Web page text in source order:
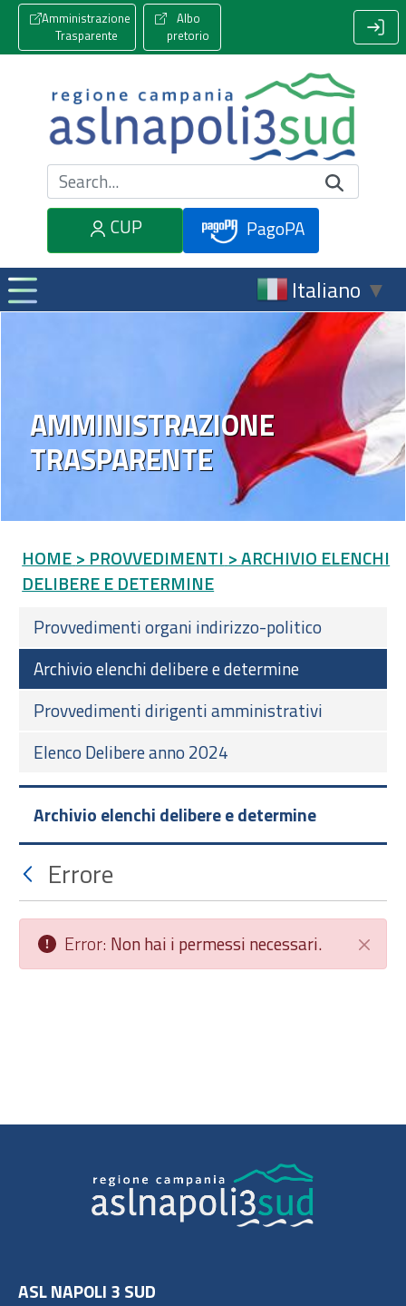
Amministrazione
Trasparente
Albo
pretorio
Cerca nel sito
CUP
PagoPA
Italiano ▼
AMMINISTRAZIONE
TRASPARENTE
HOME > PROVVEDIMENTI > ARCHIVIO ELENCHI
DELIBERE E DETERMINE
Provvedimenti organi indirizzo-politico
Archivio elenchi delibere e determine
Provvedimenti dirigenti amministrativi
Elenco Delibere anno 2024
Archivio elenchi delibere e determine
Errore
Chiudi
Error: Non hai i permessi necessari.
ASL NAPOLI 3 SUD